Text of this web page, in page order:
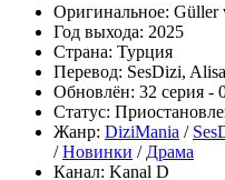
Оригинальное: Güller
Год выхода: 2025
Страна: Турция
Перевод: SesDizi,
Обновлён: 32 серия -
Статус:
Жанр: DiziMania /
/Новинки / Драма
Канал: Kanal D